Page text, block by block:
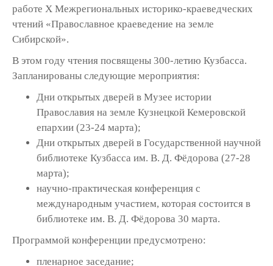
работе X Межрегиональных историко-краеведческих
чтений «Православное краеведение на земле
Сибирской».
В этом году чтения посвящены 300-летию Кузбасса.
Запланированы следующие мероприятия:
Дни открытых дверей в Музее истории
Православия на земле Кузнецкой Кемеровской
епархии (23-24 марта);
Дни открытых дверей в Государственной научной
библиотеке Кузбасса им. В. Д. Фёдорова (27-28
марта);
научно-практическая конференция с
международным участием, которая состоится в
библиотеке им. В. Д. Фёдорова 30 марта.
Программой конференции предусмотрено:
пленарное заседание;